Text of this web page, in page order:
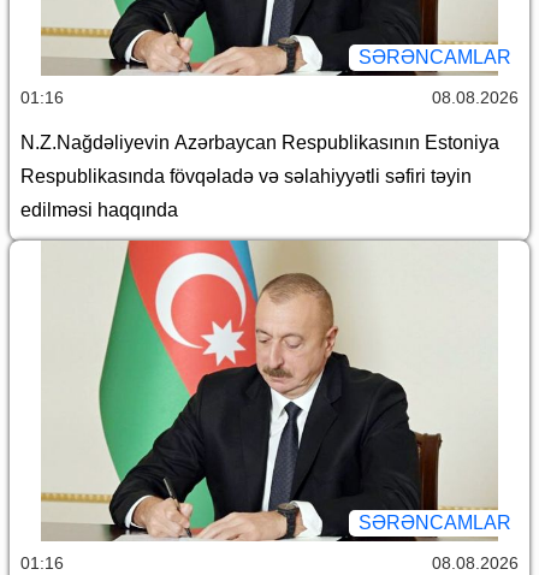
SƏRƏNCAMLAR
01:16 08.08.2026
N.Z.Nağdəliyevin Azərbaycan Respublikasının Estoniya
Respublikasında fövqəladə və səlahiyyətli səfiri təyin
edilməsi haqqında
SƏRƏNCAMLAR
01:16 08.08.2026